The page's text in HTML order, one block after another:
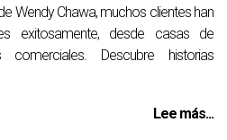
Wendy Chawa, muchos clientes han
exitosamente, desde casas de
Descubre historias
Lee más...